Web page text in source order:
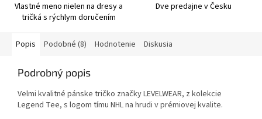
Vlastné meno nielen na dresy a
tričká s rýchlym doručením
Dve predajne v Česku
Popis Podobné (8) Hodnotenie Diskusia
Podrobný popis
Velmi kvalitné pánske tričko značky LEVELWEAR, z kolekcie
Legend Tee, s logom tímu NHL na hrudi v prémiovej kvalite.